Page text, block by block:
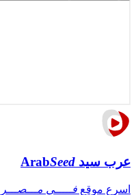
عرب سيد ArabSeed
اسرع موقع فـــــي مـــصـــر